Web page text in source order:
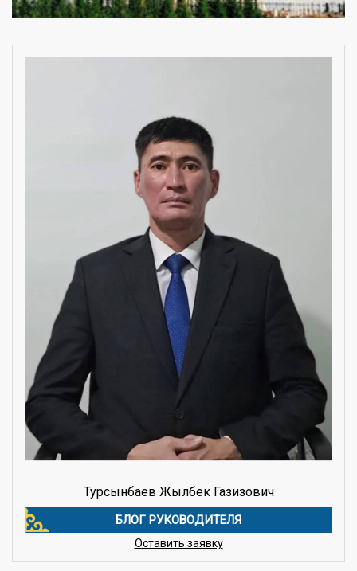
Турсынбаев Жылбек Газизович
БЛОГ РУКОВОДИТЕЛЯ
Оставить заявку
Семья барьер от радикального влияния